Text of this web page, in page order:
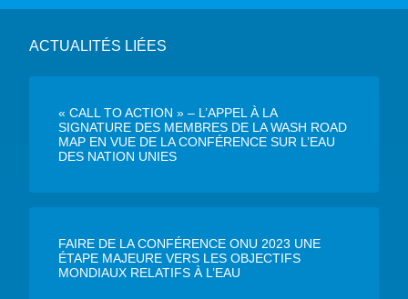
ACTUALITÉS LIÉES
« CALL TO ACTION » – L’APPEL À LA
SIGNATURE DES MEMBRES DE LA WASH ROAD
MAP EN VUE DE LA CONFÉRENCE SUR L’EAU
DES NATION UNIES
FAIRE DE LA CONFÉRENCE ONU 2023 UNE
ÉTAPE MAJEURE VERS LES OBJECTIFS
MONDIAUX RELATIFS À L’EAU